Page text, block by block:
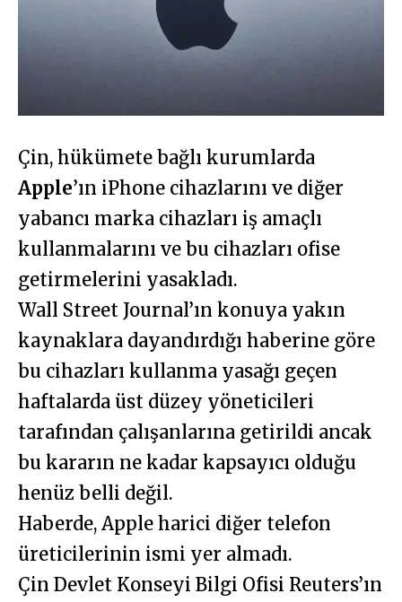
Çin, hükümete bağlı kurumlarda
Apple’ın iPhone cihazlarını ve diğer
yabancı marka cihazları iş amaçlı
kullanmalarını ve bu cihazları ofise
getirmelerini yasakladı.
Wall Street Journal’ın konuya yakın
kaynaklara dayandırdığı haberine göre
bu cihazları kullanma yasağı geçen
haftalarda üst düzey yöneticileri
tarafından çalışanlarına getirildi ancak
bu kararın ne kadar kapsayıcı olduğu
henüz belli değil.
Haberde, Apple harici diğer telefon
üreticilerinin ismi yer almadı.
Çin Devlet Konseyi Bilgi Ofisi Reuters’ın